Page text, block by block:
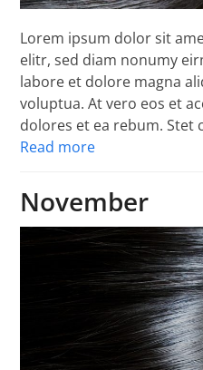
Lorem ipsum dolor sit
elitr, sed diam nonumy
labore et dolore magna
voluptua. At vero eos et
dolores et ea rebum. Stet
Read more
November